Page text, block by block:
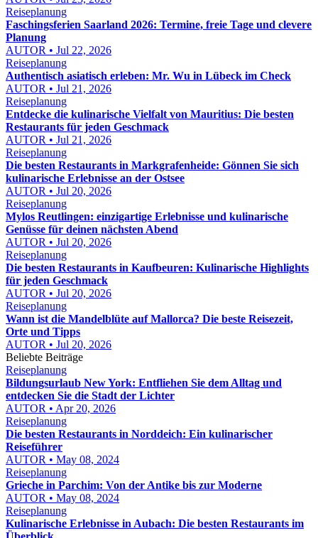
Reiseplanung
Faschingsferien Saarland 2026: Termine, freie Tage und clevere
Planung
AUTOR • Jul 22, 2026
Reiseplanung
Authentisch asiatisch erleben: Mr. Wu in Lübeck im Check
AUTOR • Jul 21, 2026
Reiseplanung
Entdecke die kulinarische Vielfalt von Mauritius: Die besten
Restaurants für jeden Geschmack
AUTOR • Jul 21, 2026
Reiseplanung
Die besten Restaurants in Markgrafenheide: Gönnen Sie sich
kulinarische Erlebnisse an der Ostsee
AUTOR • Jul 20, 2026
Reiseplanung
Mylos Reutlingen: einzigartige Erlebnisse und kulinarische
Genüsse für deinen nächsten Abend
AUTOR • Jul 20, 2026
Reiseplanung
Die besten Restaurants in Kaufbeuren: Kulinarische Highlights
für jeden Geschmack
AUTOR • Jul 20, 2026
Reiseplanung
Wann ist die Mandelblüte auf Mallorca? Die beste Reisezeit,
Orte und Tipps
AUTOR • Jul 20, 2026
Beliebte Beiträge
Reiseplanung
Bildungsurlaub New York: Entfliehen Sie dem Alltag und
entdecken Sie die Stadt der Lichter
AUTOR • Apr 20, 2026
Reiseplanung
Die besten Restaurants in Norddeich: Ein kulinarischer
Reiseführer
AUTOR • May 08, 2024
Reiseplanung
Grieche in Parchim: Von der Antike bis zur Moderne
AUTOR • May 08, 2024
Reiseplanung
Kulinarische Erlebnisse in Aubach: Die besten Restaurants im